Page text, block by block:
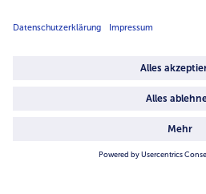
82484 reviews